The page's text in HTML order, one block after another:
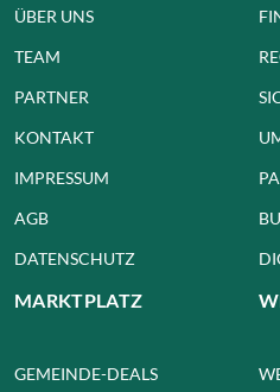
ÜBER UNS
TEAM
PARTNER
KONTAKT
IMPRESSUM
AGB
DATENSCHUTZ
MARKTPLATZ
GEMEINDE-DEALS